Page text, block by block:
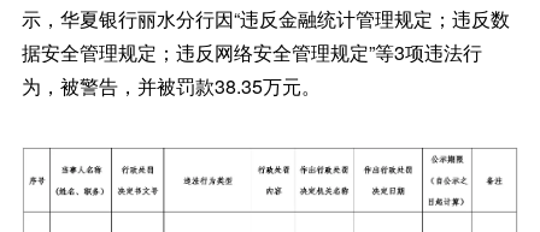
示，华夏银行丽水分行因“违反金融统计管理规定；违反数
据安全管理规定；违反网络安全管理规定”等3项违法行
为，被警告，并被罚款38.35万元。